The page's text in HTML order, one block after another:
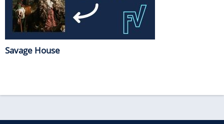
Savage House